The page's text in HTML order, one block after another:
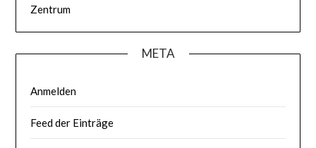
Zentrum
META
Anmelden
Feed der Einträge